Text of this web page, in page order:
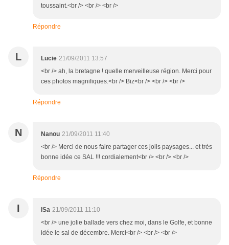
toussaint.<br /> <br /> <br />
Répondre
L Lucie 21/09/2011 13:57
<br /> ah, la bretagne ! quelle merveilleuse région. Merci pour
ces photos magnifiques.<br /> Biz<br /> <br /> <br />
Répondre
N Nanou 21/09/2011 11:40
<br /> Merci de nous faire partager ces jolis paysages... et très
bonne idée ce SAL !!! cordialement<br /> <br /> <br />
Répondre
I ISa 21/09/2011 11:10
<br /> une jolie ballade vers chez moi, dans le Golfe, et bonne
idée le sal de décembre. Merci<br /> <br /> <br />